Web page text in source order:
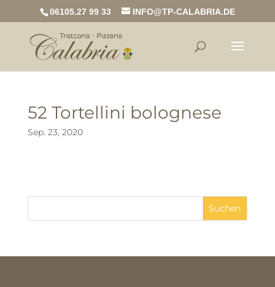
06105.27 99 33 INFO@TP-CALABRIA.DE
52 Tortellini bolognese
Sep. 23, 2020